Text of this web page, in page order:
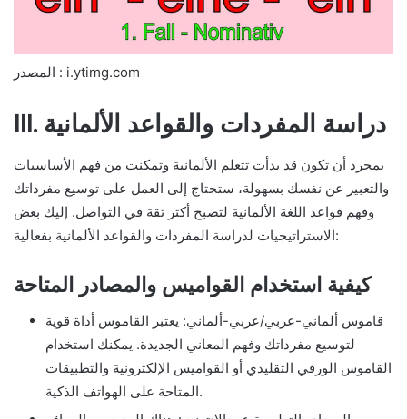
المصدر : i.ytimg.com
III. دراسة المفردات والقواعد الألمانية
بمجرد أن تكون قد بدأت تتعلم الألمانية وتمكنت من فهم الأساسيات
والتعبير عن نفسك بسهولة، ستحتاج إلى العمل على توسيع مفرداتك
وفهم قواعد اللغة الألمانية لتصبح أكثر ثقة في التواصل. إليك بعض
الاستراتيجيات لدراسة المفردات والقواعد الألمانية بفعالية:
كيفية استخدام القواميس والمصادر المتاحة
قاموس ألماني-عربي/عربي-ألماني: يعتبر القاموس أداة قوية
لتوسيع مفرداتك وفهم المعاني الجديدة. يمكنك استخدام
القاموس الورقي التقليدي أو القواميس الإلكترونية والتطبيقات
المتاحة على الهواتف الذكية.